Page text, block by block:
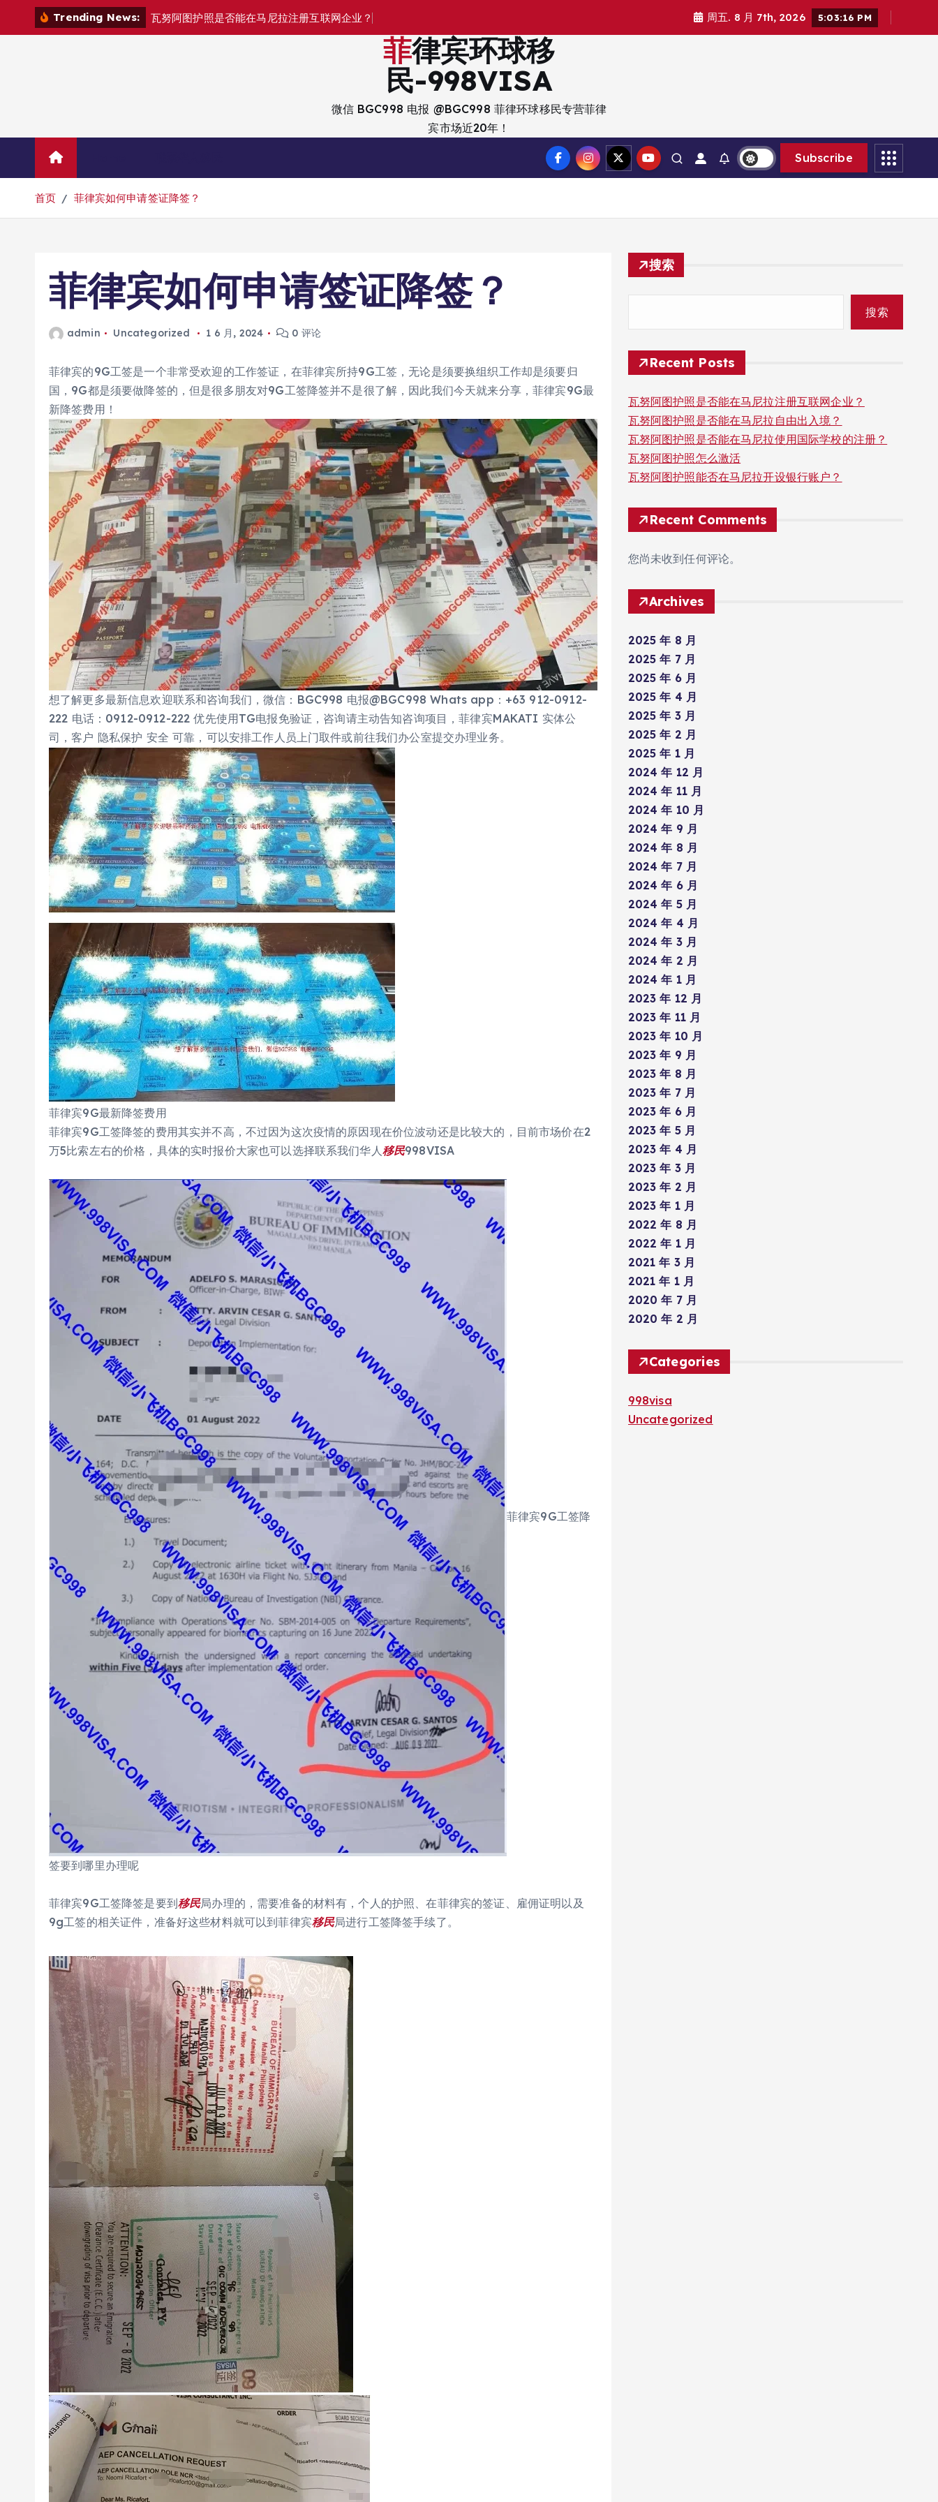
Trending News: 周五. 8 月 7th, 2026 5:03:18 PM
菲律宾环球移
民-998VISA
微信 BGC998 电报 @BGC998 菲律环球移民专营菲律
宾市场近20年！
Subscribe
首页 菲律宾如何申请签证降签？
菲律宾如何申请签证降签？
admin Uncategorized 1 6 月, 2024 0 评论
菲律宾的9G工签是一个非常受欢迎的工作签证，在菲律宾所持9G工签，无论是须要换组织工作却是须要归
国，9G都是须要做降签的，但是很多朋友对9G工签降签并不是很了解，因此我们今天就来分享，菲律宾9G最
新降签费用！
想了解更多最新信息欢迎联系和咨询我们，微信：BGC998 电报@BGC998 Whats app：+63 912-0912-
222 电话：0912-0912-222 优先使用TG电报免验证，咨询请主动告知咨询项目，菲律宾MAKATI 实体公
司，客户 隐私保护 安全 可靠，可以安排工作人员上门取件或前往我们办公室提交办理业务。
菲律宾9G最新降签费用
菲律宾9G工签降签的费用其实并不高，不过因为这次疫情的原因现在价位波动还是比较大的，目前市场价在2
万5比索左右的价格，具体的实时报价大家也可以选择联系我们华人移民998VISA
菲律宾9G工签降
签要到哪里办理呢
菲律宾9G工签降签是要到移民局办理的，需要准备的材料有，个人的护照、在菲律宾的签证、雇佣证明以及
9g工签的相关证件，准备好这些材料就可以到菲律宾移民局进行工签降签手续了。
搜索
搜索
Recent Posts
瓦努阿图护照是否能在马尼拉注册互联网企业？
瓦努阿图护照是否能在马尼拉自由出入境？
瓦努阿图护照是否能在马尼拉使用国际学校的注册？
瓦努阿图护照怎么激活
瓦努阿图护照能否在马尼拉开设银行账户？
Recent Comments
您尚未收到任何评论。
Archives
2025 年 8 月
2025 年 7 月
2025 年 6 月
2025 年 4 月
2025 年 3 月
2025 年 2 月
2025 年 1 月
2024 年 12 月
2024 年 11 月
2024 年 10 月
2024 年 9 月
2024 年 8 月
2024 年 7 月
2024 年 6 月
2024 年 5 月
2024 年 4 月
2024 年 3 月
2024 年 2 月
2024 年 1 月
2023 年 12 月
2023 年 11 月
2023 年 10 月
2023 年 9 月
2023 年 8 月
2023 年 7 月
2023 年 6 月
2023 年 5 月
2023 年 4 月
2023 年 3 月
2023 年 2 月
2023 年 1 月
2022 年 8 月
2022 年 1 月
2021 年 3 月
2021 年 1 月
2020 年 7 月
2020 年 2 月
Categories
998visa
Uncategorized